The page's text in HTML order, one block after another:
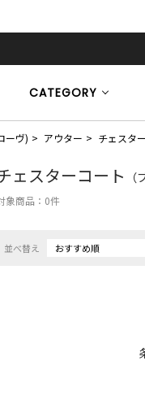
CATEGORY
ーヴ) アウター チェスタ
ェスターコート
象商品： 0件
並べ替え おすすめ順